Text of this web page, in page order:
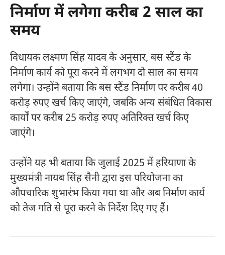
निर्माण में लगेगा करीब 2 साल का
समय
विधायक लक्ष्मण सिंह यादव के अनुसार, बस स्टैंड के
निर्माण कार्य को पूरा करने में लगभग दो साल का समय
लगेगा। उन्होंने बताया कि बस स्टैंड निर्माण पर करीब 40
करोड़ रुपए खर्च किए जाएंगे, जबकि अन्य संबंधित विकास
कार्यों पर करीब 25 करोड़ रुपए अतिरिक्त खर्च किए
जाएंगे।
उन्होंने यह भी बताया कि जुलाई 2025 में हरियाणा के
मुख्यमंत्रीनायब सिंह सैनीद्वारा इस परियोजना का
औपचारिक शुभारंभ किया गया था और अब निर्माण कार्य
को तेज गति से पूरा करने के निर्देश दिए गए हैं।